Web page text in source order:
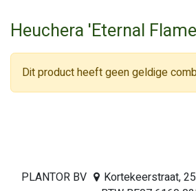
Heuchera 'Eternal
Dit product heeft geen geldige
PLANTOR BV
Kortekeerstraat,